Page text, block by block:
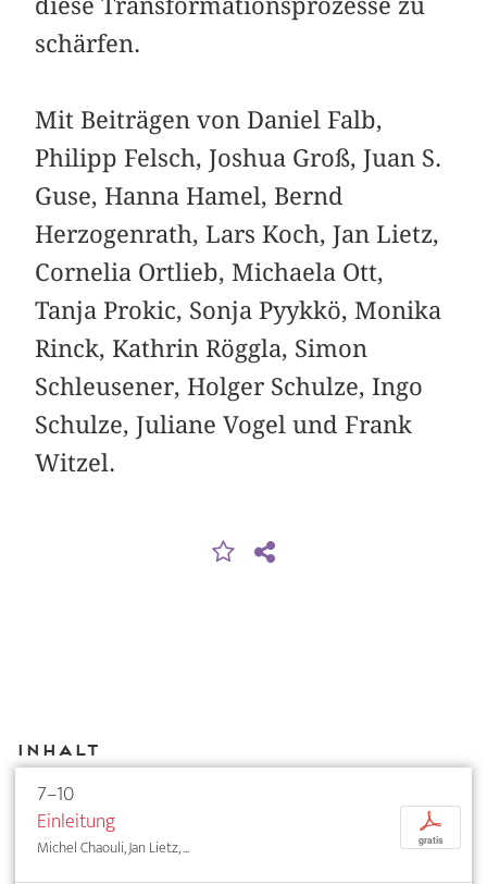
schärfen.
Mit Beiträgen von Daniel Falb,
Philipp Felsch, Joshua Groß, Juan S.
Guse, Hanna Hamel, Bernd
Herzogenrath, Lars Koch, Jan Lietz,
Cornelia Ortlieb, Michaela Ott,
Tanja Prokic, Sonja Pyykkö, Monika
Rinck, Kathrin Röggla, Simon
Schleusener, Holger Schulze, Ingo
Schulze, Juliane Vogel und Frank
Witzel.
Inhalt
7–10
Einleitung
Michel Chaouli, Jan Lietz, ...
p
gratis